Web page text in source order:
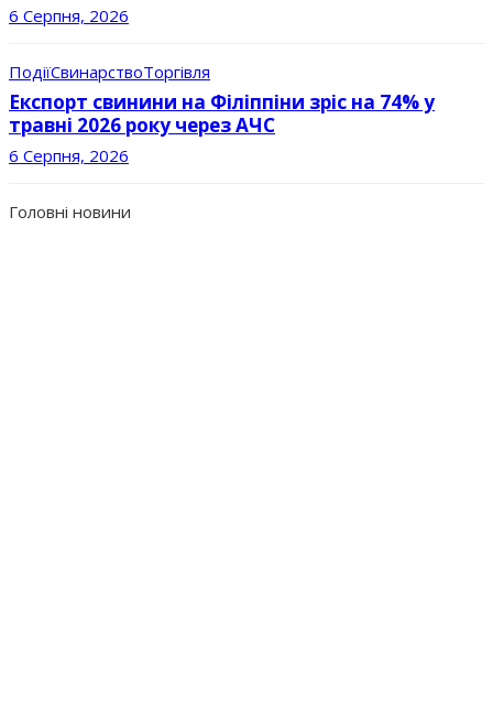
6 Серпня, 2026
ПодіїСвинарствоТоргівля
Експорт свинини на Філіппіни зріс на 74% у
травні 2026 року через АЧС
6 Серпня, 2026
Головні новини